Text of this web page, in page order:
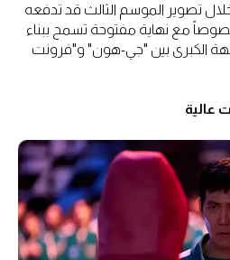
تصوير الموسم الثالث قد تدفعه
مع نهاية مفتوحة تسمح ببناء
الكبرى بين "جي-هون" و"فرونت
عالية